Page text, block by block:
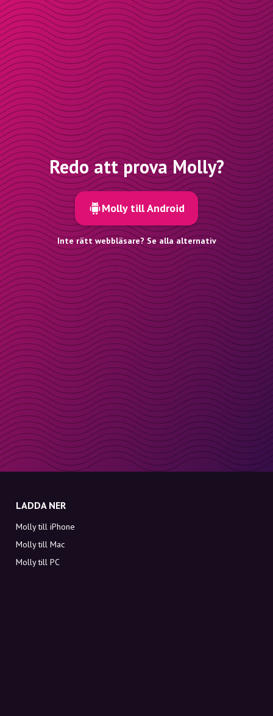
Redo att prova Molly?
Molly till Android
Inte rätt webbläsare? Se alla alternativ
LADDA NER
Molly till iPhone
Molly till Mac
Molly till PC